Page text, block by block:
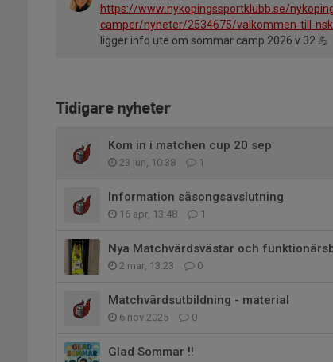
https://www.nykopingssportklubb.se/
camper/nyheter/2534675/valkommen-till-
ligger info ute om sommar camp 2026 v 32 💪
Tidigare nyheter
Kom in i matchen cup 20 sep
23 jun, 10:38 1
Information säsongsavslutning
16 apr, 13:48 1
Nya Matchvärdsvästar och
2 mar, 13:23 0
Matchvärdsutbildning - material
6 nov 2025 0
Glad Sommar !!